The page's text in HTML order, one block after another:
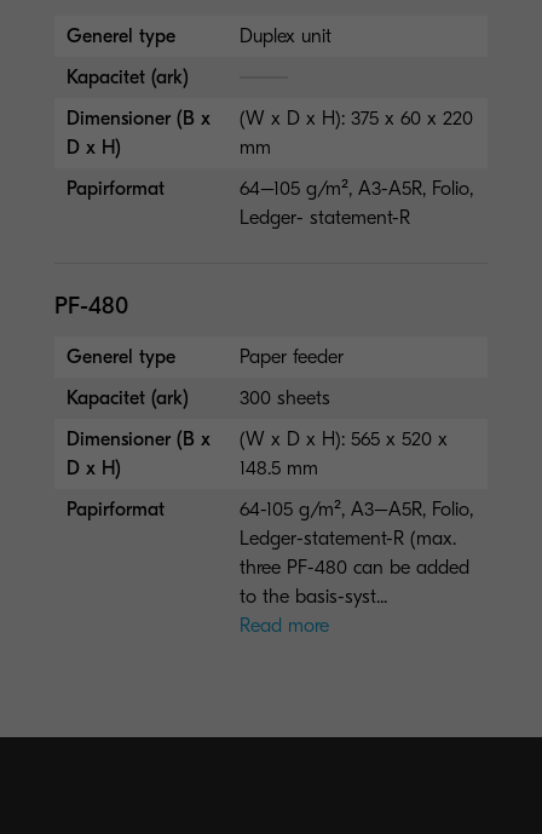
Generel type
Duplex unit
Kapacitet (ark)
Dimensioner (B x
D x H)
(W x D x H): 375 x 60 x 220
mm
Papirformat
64–105 g/m², A3-A5R, Folio,
Ledger- statement-R
PF-480
Generel type
Paper feeder
Kapacitet (ark)
300 sheets
Dimensioner (B x
D x H)
(W x D x H): 565 x 520 x
148.5 mm
Papirformat
64-105 g/m², A3–A5R, Folio,
Ledger-statement-R (max.
three PF-480 can be added
to the basis-syst...
Read more